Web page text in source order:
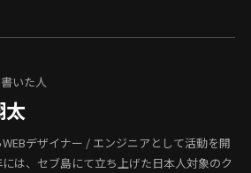
いた人
太
デザイナー / エンジニアとして活動を開
は、セブ島にて立ち上げた日本人対象のク